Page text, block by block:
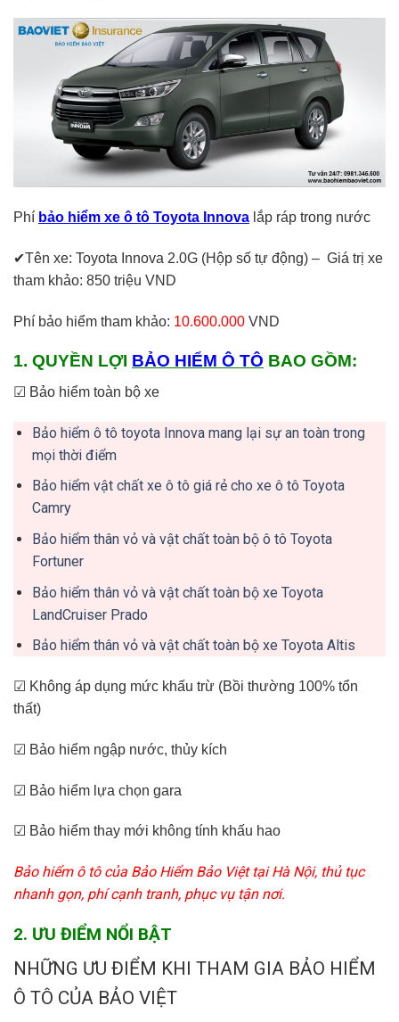
Phí bảo hiểm xe ô tô Toyota Innova lắp ráp trong nước
✔Tên xe: Toyota Innova 2.0G (Hộp số tự động) – Giá trị xe
tham khảo: 850 triệu VND
Phí bảo hiểm tham khảo: 10.600.000 VND
1. QUYỀN LỢI BẢO HIỂM Ô TÔ BAO GỒM:
☑ Bảo hiểm toàn bộ xe
Bảo hiểm ô tô toyota Innova mang lại sự an toàn trong
mọi thời điểm
Bảo hiểm vật chất xe ô tô giá rẻ cho xe ô tô Toyota
Camry
Bảo hiểm thân vỏ và vật chất toàn bộ ô tô Toyota
Fortuner
Bảo hiểm thân vỏ và vật chất toàn bộ xe Toyota
LandCruiser Prado
Bảo hiểm thân vỏ và vật chất toàn bộ xe Toyota Altis
☑ Không áp dụng mức khấu trừ (Bồi thường 100% tổn
thất)
☑ Bảo hiểm ngập nước, thủy kích
☑ Bảo hiểm lựa chọn gara
☑ Bảo hiểm thay mới không tính khấu hao
Bảo hiểm ô tô của Bảo Hiểm Bảo Việt tại Hà Nội, thủ tục
nhanh gọn, phí cạnh tranh, phục vụ tận nơi.
2. ƯU ĐIỂM NỔI BẬT
NHỮNG ƯU ĐIỂM KHI THAM GIA BẢO HIỂM
Ô TÔ CỦA BẢO VIỆT